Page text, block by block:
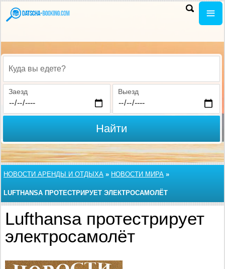
Куда вы едете?
Заезд Выезд
Найти
НОВОСТИ АРЕНДЫ И ОТДЫХА » НОВОСТИ МИРА »
LUFTHANSA ПРОТЕСТРИРУЕТ ЭЛЕКТРОСАМОЛЁТ
Lufthansa протестрирует
электросамолёт